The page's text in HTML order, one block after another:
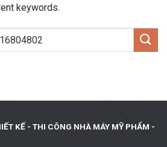
keywords.
KẾ - THI CÔNG NHÀ MÁY MỸ PHẨM -